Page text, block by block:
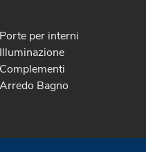
Porte per interni
Illuminazione
Complementi
Arredo Bagno